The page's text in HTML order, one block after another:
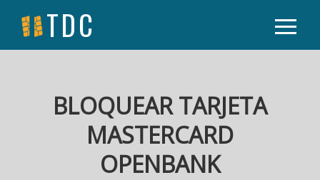
TDC
BLOQUEAR TARJETA
MASTERCARD
OPENBANK